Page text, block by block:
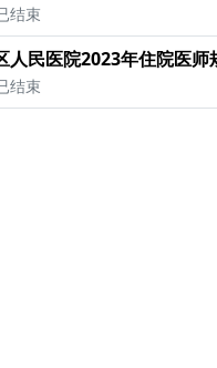
结束
人民医院2023年住院医师
结束